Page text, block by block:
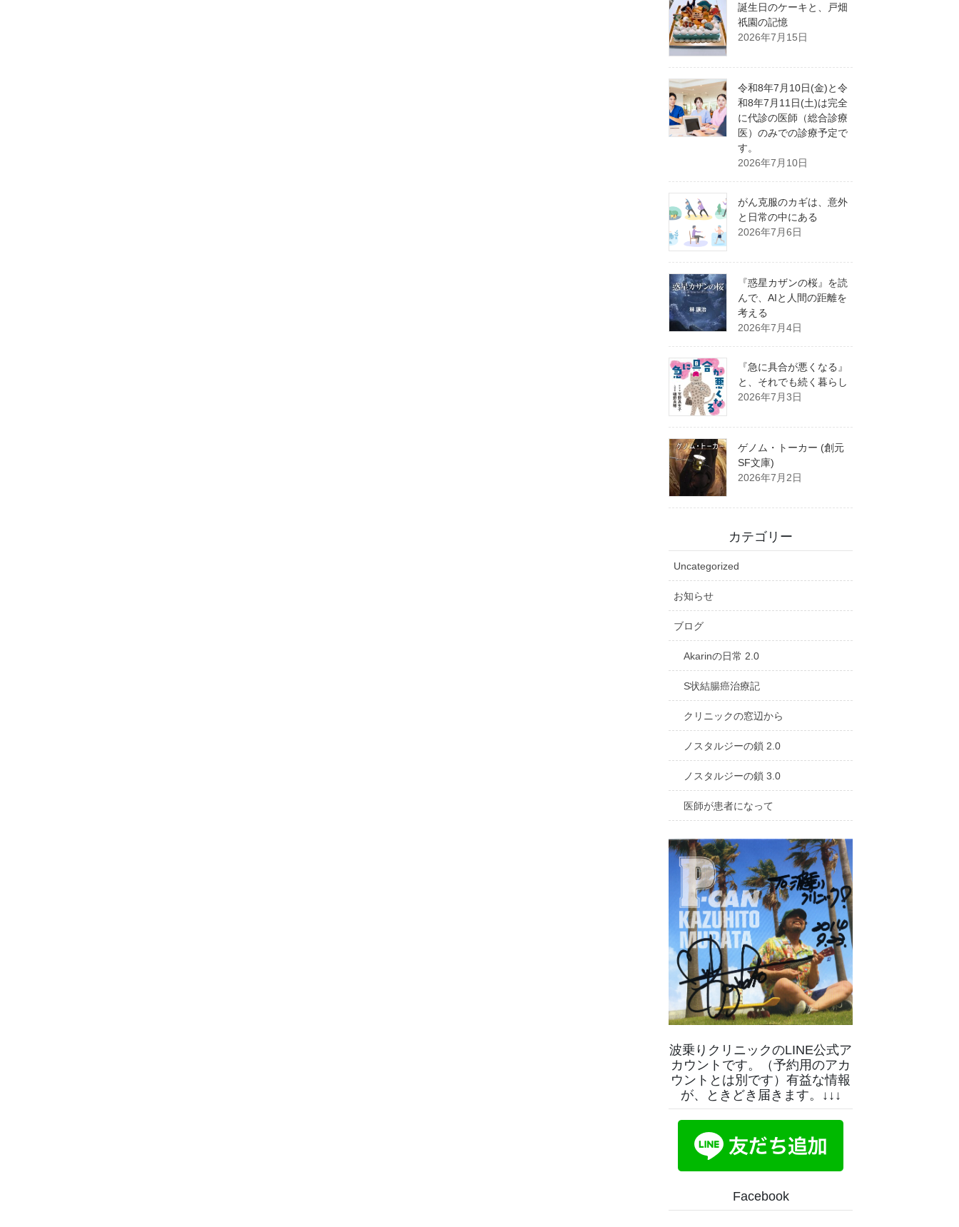
誕生日のケーキと、戸畑
祇園の記憶
2026年7月15日
令和8年7月10日(金)と令
和8年7月11日(土)は完全
に代診の医師（総合診療
医）のみでの診療予定で
す。
2026年7月10日
がん克服のカギは、意外
と日常の中にある
2026年7月6日
『惑星カザンの桜』を読
んで、AIと人間の距離を
考える
2026年7月4日
『急に具合が悪くなる』
と、それでも続く暮らし
2026年7月3日
ゲノム・トーカー (創元
SF文庫)
2026年7月2日
カテゴリー
Uncategorized
お知らせ
ブログ
Akarinの日常 2.0
S状結腸癌治療記
クリニックの窓辺から
ノスタルジーの鎖 2.0
ノスタルジーの鎖 3.0
医師が患者になって
波乗りクリニックのLINE公式ア
カウントです。（予約用のアカ
ウントとは別です）有益な情報
が、ときどき届きます。↓↓↓
Facebook